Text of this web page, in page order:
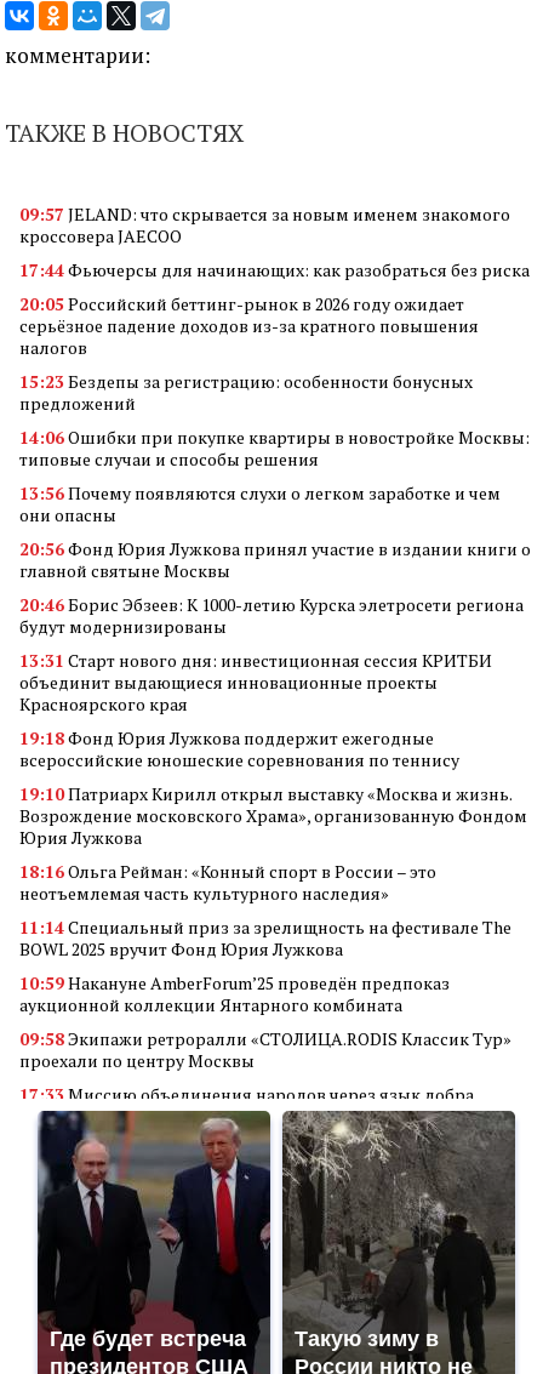
комментарии:
ТАКЖЕ В НОВОСТЯХ
09:57 JELAND: что скрывается за новым именем знакомого
кроссовера JAECOO
17:44Фьючерсы для начинающих: как разобраться без риска
20:05Российский беттинг-рынок в 2026 году ожидает
серьёзное падение доходов из-за кратного повышения
налогов
15:23Бездепы за регистрацию: особенности бонусных
предложений
14:06Ошибки при покупке квартиры в новостройке Москвы:
типовые случаи и способы решения
13:56Почему появляются слухи о легком заработке и чем
они опасны
20:56Фонд Юрия Лужкова принял участие в издании книги о
главной святыне Москвы
20:46Борис Эбзеев: К 1000-летию Курска элетросети региона
будут модернизированы
13:31 Старт нового дня: инвестиционная сессия КРИТБИ
объединит выдающиеся инновационные проекты
Красноярского края
19:18Фонд Юрия Лужкова поддержит ежегодные
всероссийские юношеские соревнования по теннису
19:10Патриарх Кирилл открыл выставку «Москва и жизнь.
Возрождение московского Храма», организованную Фондом
Юрия Лужкова
18:16Ольга Рейман: «Конный спорт в России – это
неотъемлемая часть культурного наследия»
11:14Специальный приз за зрелищность на фестивале The
BOWL 2025 вручит Фонд Юрия Лужкова
10:59Накануне AmberForum’25 проведён предпоказ
аукционной коллекции Янтарного комбината
09:58Экипажи ретроралли «СТОЛИЦА.RODIS Классик Тур»
проехали по центру Москвы
17:33Миссию объединения народов через язык добра
реализует кинофестиваль «В кругу семьи»
Алюминиевые квадраты
18:56Преимущества покупки аккаунта Valorant через
маркетплейс аккаунтов
11:23
Грант Фонда Юрия Лужкова присужден проекту
студентов Самарского университета
18:45
Мобилизация в России: неожиданные последствия для
владельцев дронов
18:30Гуманитарная и социальная деятельность «Де Хёс»:
Где будет встреча
президентов США
Такую зиму в
России никто не